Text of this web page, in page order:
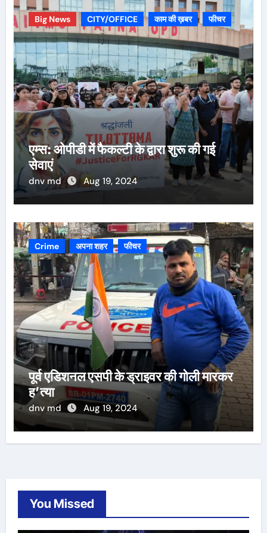
Big News CITY/OFFICE काम की ख़बर फीचर
एम्स: ओपीडी में फैकल्टी के द्वारा शुरू की गई
सेवाएं
dnv md Aug 19, 2024
Crime अपना शहर फीचर
पूर्व एडिशनल एसपी के ड्राइवर की गोली मारकर
ह’त्या
dnv md Aug 19, 2024
You Missed